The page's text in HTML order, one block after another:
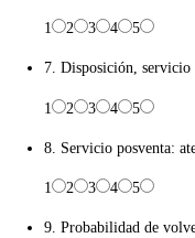
1 2 3 4 5
7. Disposición, servicio
1 2 3 4 5
8. Servicio posventa:
1 2 3 4 5
9. Probabilidad de